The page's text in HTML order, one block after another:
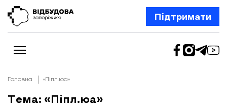
Підтримати
Головна «Піпл.юа»
Тема: «Піпл.юа»